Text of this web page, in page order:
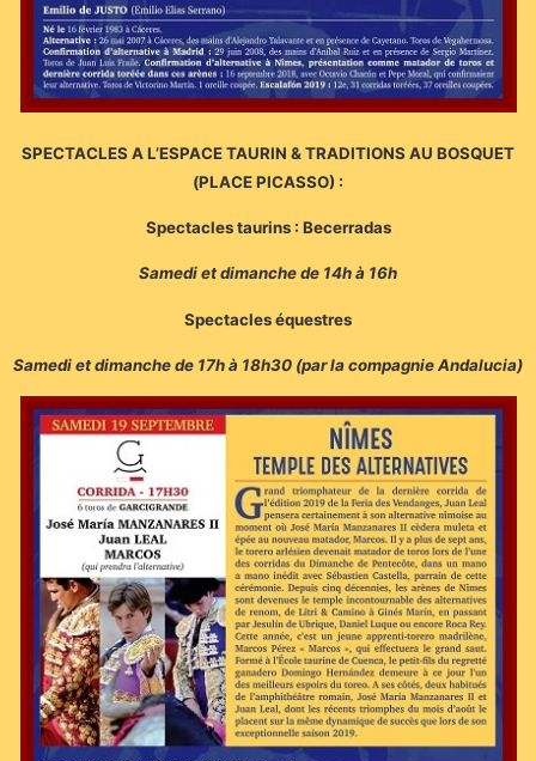
SPECTACLES A L’ESPACE TAURIN & TRADITIONS AU BOSQUET
(PLACE PICASSO) :
Spectacles taurins : Becerradas
Samedi et dimanche de 14h à 16h
Spectacles équestres
Samedi et dimanche de 17h à 18h30 (par la compagnie Andalucia)